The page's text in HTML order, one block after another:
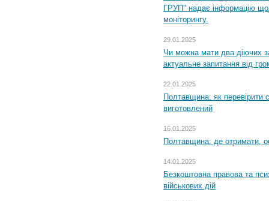
ГРУП" надає інформацію
моніторингу.
29.01.2025
Чи можна мати два діючих
актуальне запитання від
22.01.2025
Полтавщина: як перевірити
виготовлений
16.01.2025
Полтавщина: де отримати,
14.01.2025
Безкоштовна правова та
військових дій